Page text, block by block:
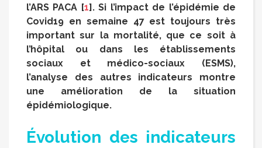
l’ARS PACA [1] . Si l’impact de l’épidémie de
Covid19 en semaine 47 est toujours très
important sur la mortalité, que ce soit à
l’hôpital ou dans les établissements
sociaux et médico-sociaux (ESMS),
l’analyse des autres indicateurs montre
une amélioration de la situation
épidémiologique.
Évolution des indicateurs